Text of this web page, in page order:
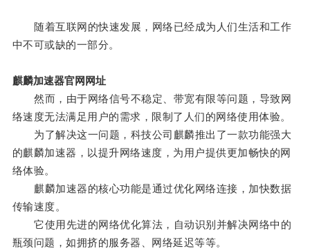
随着互联网的快速发展，网络已经成为人们生活和工作
中不可或缺的一部分。
麒麟加速器官网网址
然而，由于网络信号不稳定、带宽有限等问题，导致网
络速度无法满足用户的需求，限制了人们的网络使用体验。
为了解决这一问题，科技公司麒麟推出了一款功能强大
的麒麟加速器，以提升网络速度，为用户提供更加畅快的网
络体验。
麒麟加速器的核心功能是通过优化网络连接，加快数据
传输速度。
它使用先进的网络优化算法，自动识别并解决网络中的
瓶颈问题，如拥挤的服务器、网络延迟等等。